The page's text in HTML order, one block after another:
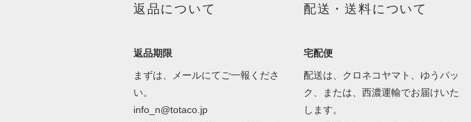
返品について
返品期限
まずは、メールにてご一報くださ
い。
info_n@totaco.jp
配送・送料について
宅配便
配送は、クロネコヤマト、ゆうパッ
ク、または、西濃運輸でお届けいた
します。